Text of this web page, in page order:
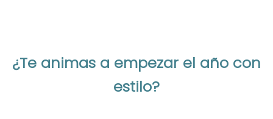
¿Te animas a empezar el año con
estilo?